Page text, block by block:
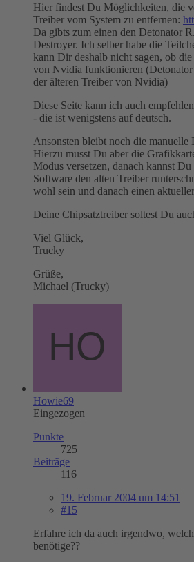
Hier findest Du Möglichkeiten, die
Treiber vom System zu entfernen:
Da gibts zum einen den Detonator
Destroyer. Ich selber habe die
kann Dir deshalb nicht sagen, ob
von Nvidia funktionieren (Detonator
der älteren Treiber von Nvidia)
Diese Seite kann ich auch
- die ist wenigstens auf deutsch.
Ansonsten bleibt noch die manuelle
Hierzu musst Du aber die
Modus versetzen, danach kannst
Software den alten Treiber
wohl sein und danach einen
Deine Chipsatztreiber soltest Du
Viel Glück,
Trucky
Grüße,
Michael (Trucky)
Howie69
Eingezogen
Punkte
725
Beiträge
116
19. Februar 2004 um 14:51
#15
Erfahre ich da auch irgendwo,
benötige??